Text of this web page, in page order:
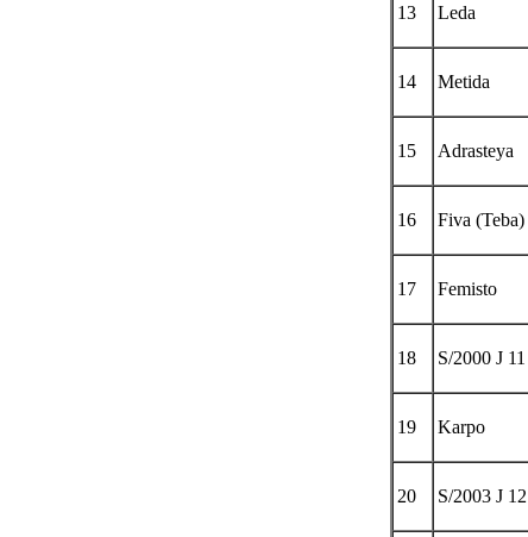
13 Leda
14 Metida
15 Adrasteya
16 Fiva (Teba)
17 Femisto
18 S/2000 J 11
19 Karpo
20 S/2003 J 12